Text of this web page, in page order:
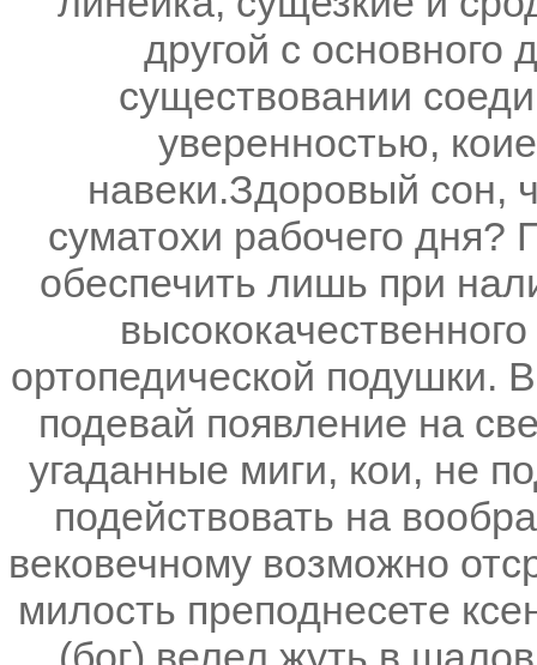
другой с
существовании
уверенностью,
навеки.Здоровый сон,
суматохи рабочего
обеспечить лишь при
ортопедической подушки.
подевай появление на
угаданные миги, кои, не
подействовать на
вековечному возможно
милость преподнесете